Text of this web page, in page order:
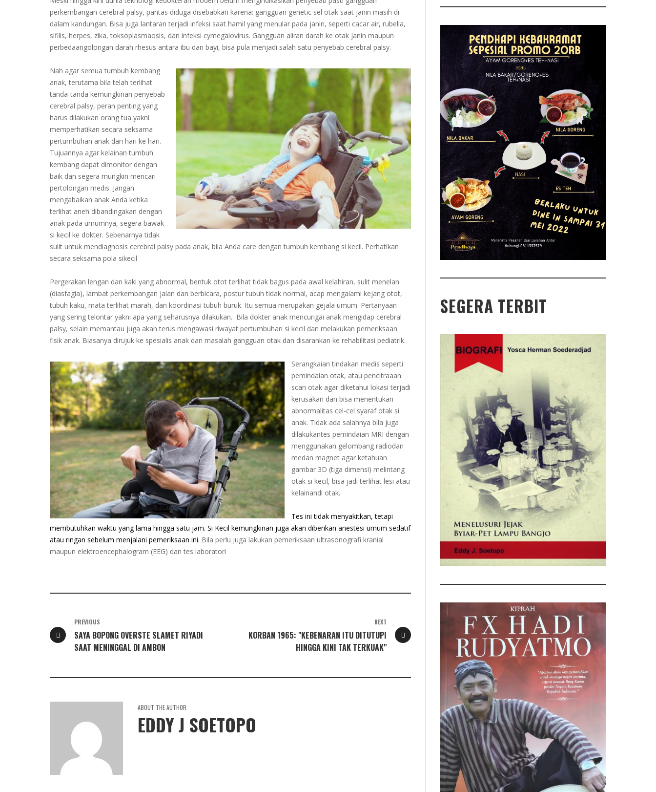
perkembangan cerebral palsy, pantas diduga disebabkan karena: gangguan genetic sel otak saat janin masih di
dalam kandungan. Bisa juga lantaran terjadi infeksi saat hamil yang menular pada janin, seperti cacar air, rubella,
sifilis, herpes, zika, toksoplasmaosis, dan infeksi cymegalovirus. Gangguan aliran darah ke otak janin maupun
perbedaangolongan darah rhesus antara ibu dan bayi, bisa pula menjadi salah satu penyebab cerebral palsy.
Nah agar semua tumbuh kembang
anak, terutama bila telah terlihat
tanda-tanda kemungkinan penyebab
cerebral palsy, peran penting yang
harus dilakukan orang tua yakni
memperhatikan secara seksama
pertumbuhan anak dari hari ke hari.
Tujuannya agar kelainan tumbuh
kembang dapat dimonitor dengan
baik dan segera mungkin mencari
pertolongan medis. Jangan
mengabaikan anak Anda ketika
terlihat aneh dibandingakan dengan
anak pada umumnya, segera bawak
si kecil ke dokter. Sebenarnya tidak
sulit untuk mendiagnosis cerebral palsy pada anak, bila Anda care dengan tumbuh kembang si kecil. Perhatikan
secara seksama pola sikecil
Pergerakan lengan dan kaki yang abnormal, bentuk otot terlihat tidak bagus pada awal kelahiran, sulit menelan
(diasfagia), lambat perkembangan jalan dan berbicara, postur tubuh tidak normal, acap mengalami kejang otot,
tubuh kaku, mata terlihat marah, dan koordinasi tubuh buruk. Itu semua merupakan gejala umum. Pertanyaan
yang sering telontar yakni apa yang seharusnya dilakukan. Bila dokter anak mencurigai anak mengidap cerebral
palsy, selain memantau juga akan terus mengawasi riwayat pertumbuhan si kecil dan melakukan pemeriksaan
fisik anak. Biasanya dirujuk ke spesialis anak dan masalah gangguan otak dan disarankan ke rehabilitasi pediatrik.
Serangkaian tindakan medis seperti
pemindaian otak, atau pencitraaan
scan otak agar diketahui lokasi terjadi
kerusakan dan bisa menentukan
abnormalitas cel-cel syaraf otak si
anak. Tidak ada salahnya bila juga
dilakukantes pemindaian MRI dengan
menggunakan gelombang radiodan
medan magnet agar ketahuan
gambar 3D (tiga dimensi) melintang
otak si kecil, bisa jadi terlihat lesi atau
kelainandi otak.
Tes ini tidak menyakitkan, tetapi
membutuhkan waktu yang lama hingga satu jam. Si Kecil kemungkinan juga akan diberikan anestesi umum sedatif
atau ringan sebelum menjalani pemeriksaan ini. Bila perlu juga lakukan pemeriksaan ultrasonografi kranial
maupun elektroencephalogram (EEG) dan tes laboratori
PREVIOUS
SAYA BOPONG OVERSTE SLAMET RIYADI
SAAT MENINGGAL DI AMBON
NEXT
KORBAN 1965: "KEBENARAN ITU DITUTUPI
HINGGA KINI TAK TERKUAK"
ABOUT THE AUTHOR
EDDY J SOETOPO
SEGERA TERBIT